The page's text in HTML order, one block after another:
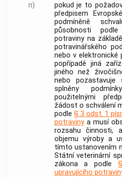
n)
pokud je to
předpisem
podmíněně
působnosti
potraviny na
potravinářského
nebo v elektronické
popřípadě jiná
jiného než
nebo
splněny
použitelnými
žádost o schválení
podle § 3 odst. 1
potravinya musí
rozsahu činnosti,
objemu výroby a
tímto ustanovením
Státní veterinární
zákona a podle
upravujícího